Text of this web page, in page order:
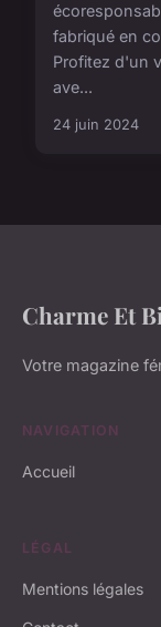
fabriqué en
Profitez d'un
ave...
24 juin 2024
Charme Et
Votre magazine
NAVIGATION
Accueil
LÉGAL
Mentions légales